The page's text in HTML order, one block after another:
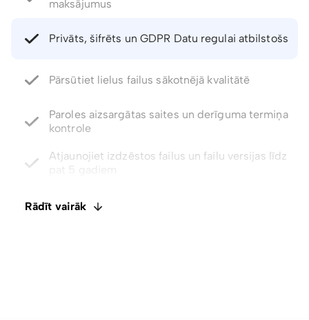
Rādīt vairāk
Privāts, šifrēts un GDPR Datu regulai atbilstošs
Pārsūtiet lielus failus sākotnējā kvalitātē
Paroles aizsargātas saites un derīguma termiņa
Atjaunojiet izdzēstos failus un failu versijas līdz
Integrēts E-paraksts. Komentāri un failu
Atspējot lejupielādes ar tikai skatīšanas piekļuvi